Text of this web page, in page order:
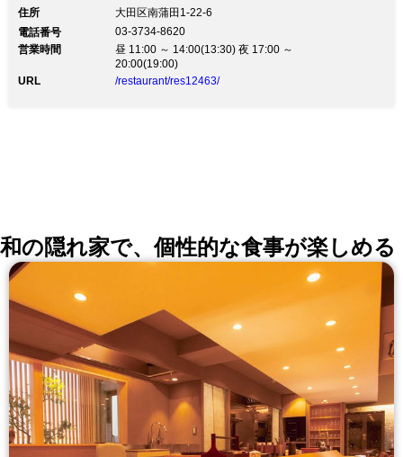
住所
大田区南蒲田1-22-6
電話番号
03-3734-8620
営業時間
昼 11:00 ～ 14:00(13:30) 夜 17:00 ～
20:00(19:00)
URL
/restaurant/res12463/
和の隠れ家で、個性的な食事が楽しめる